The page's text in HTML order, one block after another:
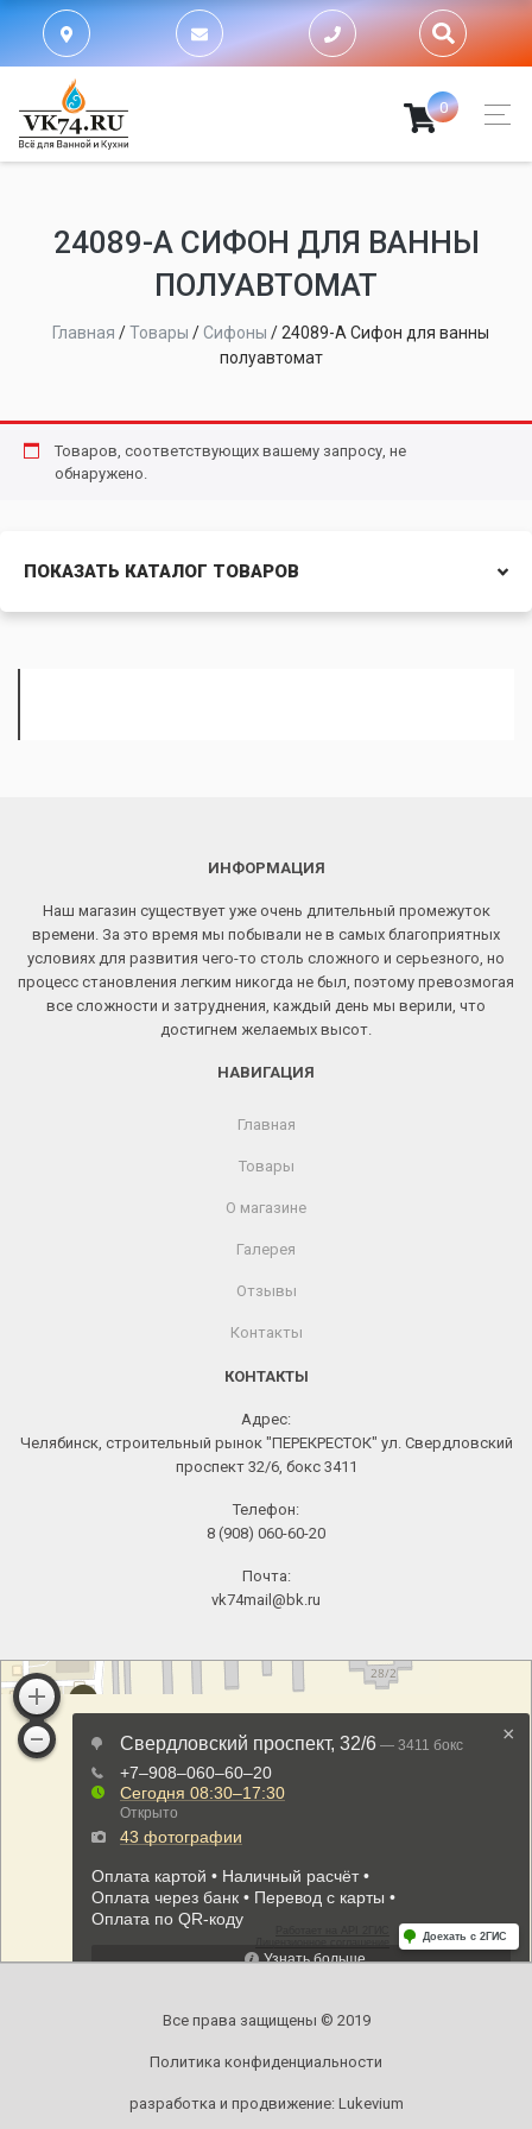
0
24089-А СИФОН ДЛЯ ВАННЫ
ПОЛУАВТОМАТ
Главная /Товары /Сифоны /24089-А Сифон для ванны
полуавтомат
Товаров, соответствующих вашему запросу, не
обнаружено.
ПОКАЗАТЬ КАТАЛОГ ТОВАРОВ
ИНФОРМАЦИЯ
Наш магазин существует уже очень длительный промежуток
времени. За это время мы побывали не в самых благоприятных
условиях для развития чего-то столь сложного и серьезного, но
процесс становления легким никогда не был, поэтому превозмогая
все сложности и затруднения, каждый день мы верили, что
достигнем желаемых высот.
НАВИГАЦИЯ
Главная
Товары
О магазине
Галерея
Отзывы
Контакты
КОНТАКТЫ
Адрес:
Челябинск, строительный рынок "ПЕРЕКРЕСТОК" ул. Свердловский
проспект 32/6, бокс 3411
Телефон:
8 (908) 060-60-20
Почта:
vk74mail@bk.ru
Все права защищены © 2019
Политика конфиденциальности
разработка и продвижение: Lukevium